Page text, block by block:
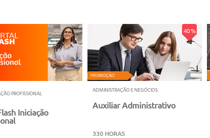
PROFISSIONAL
Iniciação
40 %
PROMOÇÃO
ADMINISTRAÇÃO E NEGÓCIOS
Auxiliar Administrativo
330 HORAS